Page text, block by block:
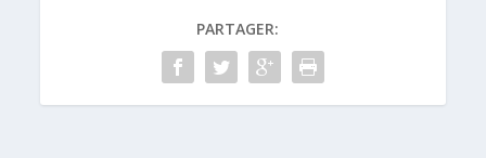
PARTAGER: